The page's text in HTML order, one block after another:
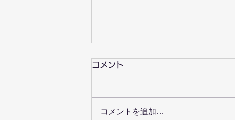
コメント
コメントを追加…